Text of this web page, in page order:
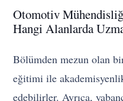
Otomotiv
Hangi Alanlarda
Bölümden mezun olan
eğitimi ile
edebilirler. Ayrıca,